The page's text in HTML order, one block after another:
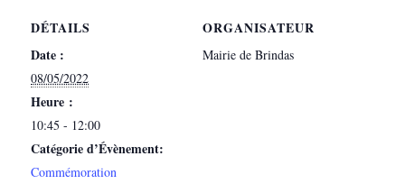
DÉTAILS
Date :
08/05/2022
Heure :
10:45 - 12:00
Catégorie d’Évènement:
Commémoration
ORGANISATEUR
Mairie de Brindas